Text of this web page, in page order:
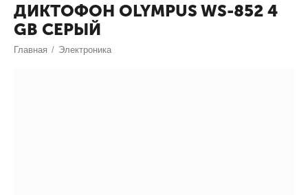
ДИКТОФОН OLYMPUS WS-852 4
GB СЕРЫЙ
Главная / Электроника